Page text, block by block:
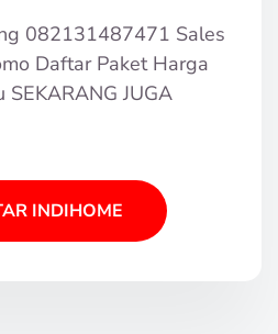
082131487471 Sales
Daftar Paket Harga
SEKARANG JUGA
INDIHOME